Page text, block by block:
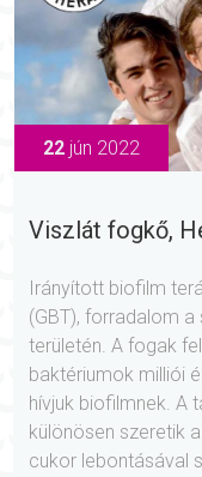
22 jún 2022
Viszlát fogkő,
Irányított biofilm
(GBT), forradalom
területén. A fogak
baktériumok milliói
hívjuk biofilmnek. A
különösen szeretik
cukor lebontásával